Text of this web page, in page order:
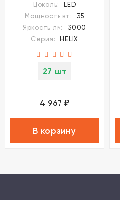
LED 35W 3000K 220-
240V HELIX 359582
Цоколь:
LED
Мощность вт:
35
Яркость лм:
3000
Серия:
HELIX
27 шт
4 967₽
В корзину